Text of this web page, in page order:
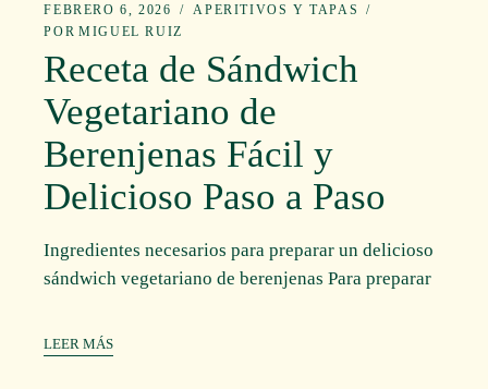
FEBRERO 6, 2026
APERITIVOS Y TAPAS
POR MIGUEL RUIZ
Receta de Sándwich
Vegetariano de
Berenjenas Fácil y
Delicioso Paso a Paso
Ingredientes necesarios para preparar un delicioso
sándwich vegetariano de berenjenas Para preparar
LEER MÁS